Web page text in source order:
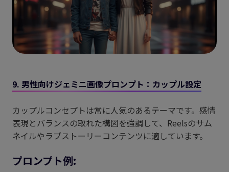
9. 男性向けジェミニ画像プロンプト：カップル設定
カップルコンセプトは常に人気のあるテーマです。感情
表現とバランスの取れた構図を強調して、Reelsのサム
ネイルやラブストーリーコンテンツに適しています。
プロンプト例: